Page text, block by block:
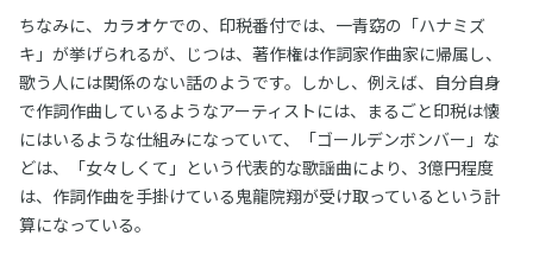
ちなみに、カラオケでの、印税番付では、一青窈の「ハナミズ
キ」が挙げられるが、じつは、著作権は作詞家作曲家に帰属し、
歌う人には関係のない話のようです。しかし、例えば、自分自身
で作詞作曲しているようなアーティストには、まるごと印税は懐
にはいるような仕組みになっていて、「ゴールデンボンバー」な
どは、「女々しくて」という代表的な歌謡曲により、3億円程度
は、作詞作曲を手掛けている鬼龍院翔が受け取っているという計
算になっている。